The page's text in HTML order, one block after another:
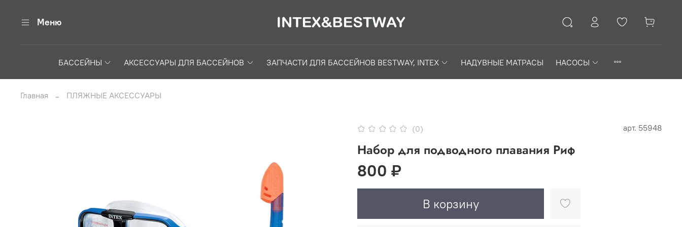
Меню
БАССЕЙНЫ АКСЕССУАРЫ ДЛЯ БАССЕЙНОВ ЗАПЧАСТИ ДЛЯ БАССЕЙНОВ BESTWAY, INTEX НАДУВНЫЕ МАТРАСЫ НАСОСЫ
Главная ПЛЯЖНЫЕ АКСЕССУАРЫ
(0) арт. 55948
Набор для подводного плавания Риф
800 ₽
В корзину